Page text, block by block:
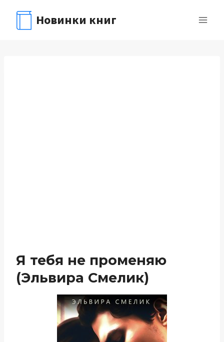
содержимому
Новинки книг
Я тебя не променяю
(Эльвира Смелик)